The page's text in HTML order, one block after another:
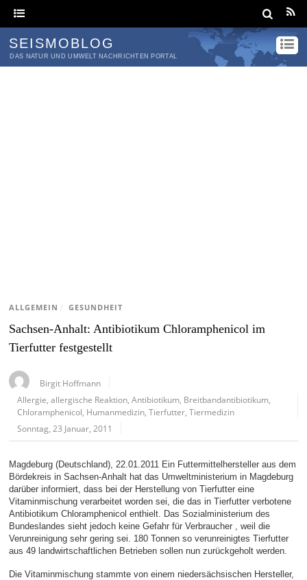
SEISMOBLOG
DAS NATUR UND UMWELT NACHRICHTEN PORTAL
ALLGEMEIN / GESUNDHEIT
Sachsen-Anhalt: Antibiotikum Chloramphenicol im
Tierfutter festgestellt
Birgit Hoffmann
Allergie ,allergische Reaktion ,Antibiotikum Breitbandantibiotikum
Chloramphenicol Humanmedizin ,Tierfutter ,Tiermedizin
Sonntag, 23 Januar, 2011
Magdeburg (Deutschland), 22.01.2011 Ein Futtermittelhersteller aus dem
Bördekreis in Sachsen-Anhalt hat das Umweltministerium in Magdeburg
darüber informiert, dass bei der Herstellung von Tierfutter eine
Vitaminmischung verarbeitet worden sei, die das in Tierfutter verbotene
Antibiotikum Chloramphenicol enthielt. Das Sozialministerium des
Bundeslandes sieht jedoch keine Gefahr für Verbraucher , weil die
Verunreinigung sehr gering sei. 180 Tonnen so verunreinigtes Tierfutter
aus 49 landwirtschaftlichen Betrieben sollen nun zurückgeholt werden.
Die Vitaminmischung stammte von einem niedersächsischen Hersteller,